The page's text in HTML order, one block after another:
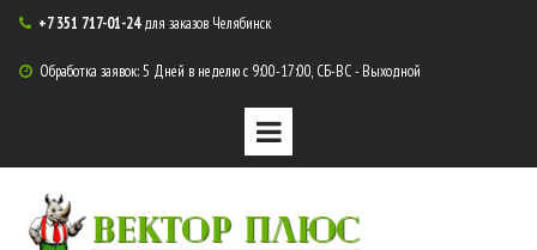
 +7 351 717-01-24для заказов Челябинск
 Обработка заявок: 5 Дней в неделю с 9:00-17:00, СБ-ВС - Выходной
ВЕКТОР ПЛЮС